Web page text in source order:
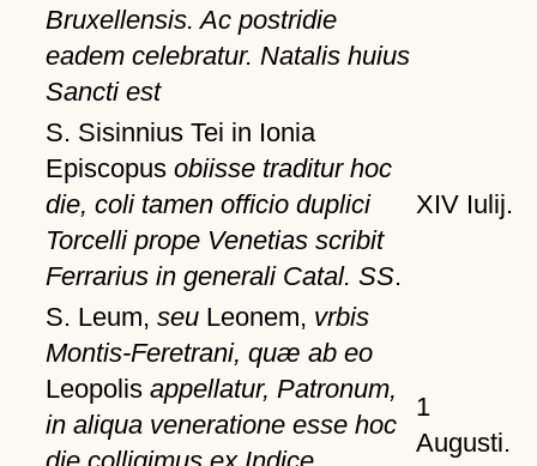
Bruxellensis. Ac postridie
eadem celebratur. Natalis huius
Sancti est
S. Sisinnius Tei in Ionia
Episcopus obiisse traditur hoc
die, coli tamen officio duplici
Torcelli prope Venetias scribit
Ferrarius in generali Catal. SS.
XIV Iulij.
S. Leum, seuLeonem, vrbis
Montis-Feretrani, quæ ab eo
Leopolis appellatur, Patronum,
in aliqua veneratione esse hoc
1
Augusti.